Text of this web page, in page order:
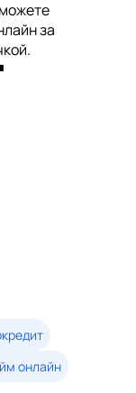
за
онлайн